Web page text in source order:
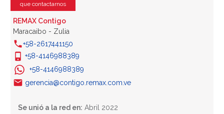
que contactarnos
REMAX Contigo
Maracaibo - Zulia
+58-2617441150
+58-4146988389
+58-4146988389
gerencia@contigo.remax.com.ve
Se unió a la red en: Abril 2022